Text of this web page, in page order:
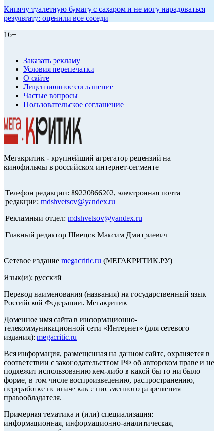
Кипячу туалетную бумагу с сахаром и не могу нарадоваться
результату: оценили все соседи
16+
Заказать рекламу
Условия перепечатки
О сайте
Лицензионное соглашение
Частые вопросы
Пользовательское соглашение
Мегакритик - крупнейший агрегатор рецензий на
кинофильмы в российском интернет-сегменте
Телефон редакции: 89220866202, электронная почта
редакции: mdshvetsov@yandex.ru
Рекламный отдел: mdshvetsov@yandex.ru
Главный редактор Швецов Максим Дмитриевич
Сетевое издание megacritic.ru (МЕГАКРИТИК.РУ)
Язык(и): русский
Перевод наименования (названия) на государственный язык
Российской Федерации: Мегакритик
Доменное имя сайта в информационно-
телекоммуникационной сети «Интернет» (для сетевого
издания): megacritic.ru
Вся информация, размещенная на данном сайте, охраняется в
соответствии с законодательством РФ об авторском праве и не
подлежит использованию кем-либо в какой бы то ни было
форме, в том числе воспроизведению, распространению,
переработке не иначе как с письменного разрешения
правообладателя.
Примерная тематика и (или) специализация:
информационная, информационно-аналитическая,